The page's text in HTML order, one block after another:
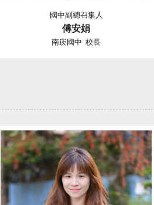
國中副總召集人
傅安娟
南崁國中 校長